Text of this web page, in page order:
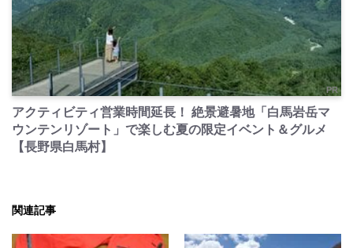
PR
アクティビティ営業時間延長！ 絶景避暑地「白馬岩岳マ
ウンテンリゾート」で楽しむ夏の限定イベント＆グルメ
【長野県白馬村】
関連記事